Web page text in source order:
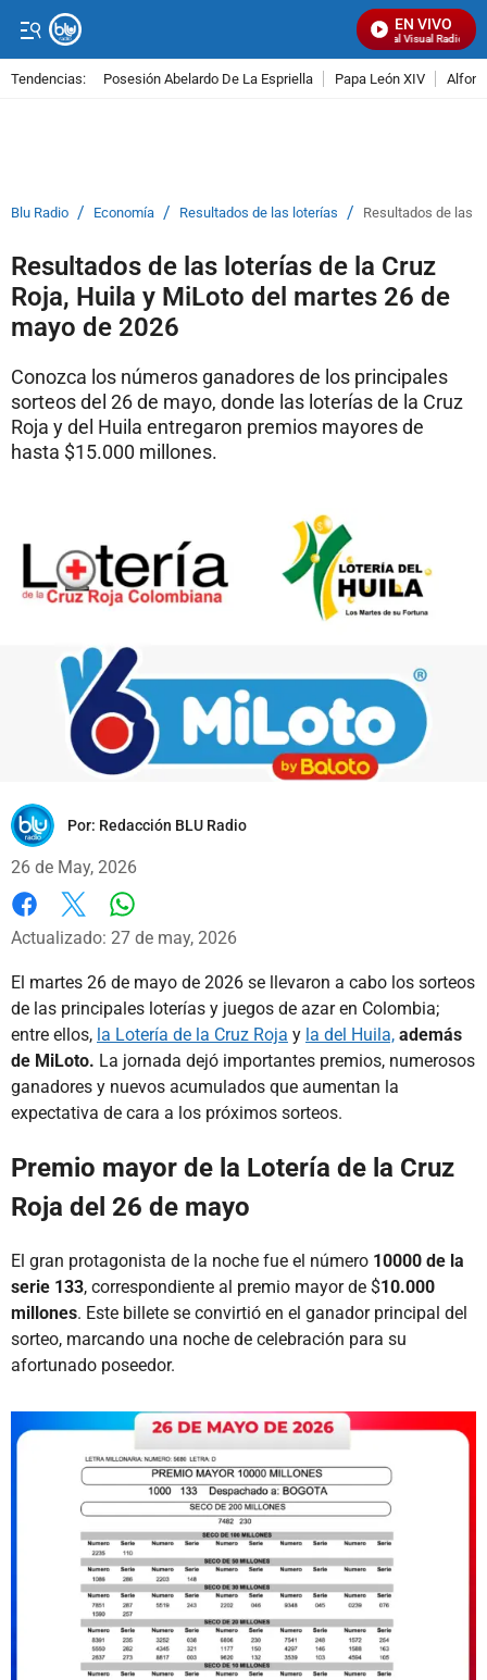
EN VIVO
Señal Visual Radio
Tendencias: Posesión Abelardo De La Espriella Papa León XIV
Blu Radio / Economía / Resultados de las loterías / Resultados de las
Resultados de las loterías de la Cruz
Roja, Huila y MiLoto del martes 26 de
mayo de 2026
Conozca los números ganadores de los principales
sorteos del 26 de mayo, donde las loterías de la Cruz
Roja y del Huila entregaron premios mayores de
hasta $15.000 millones.
Por: Redacción BLU Radio
26 de May, 2026
Facebook
X
Actualizado: 27 de may, 2026
El martes 26 de mayo de 2026 se llevaron a cabo los sorteos
de las principales loterías y juegos de azar en Colombia;
entre ellos, la Lotería de la Cruz Roja y la del Huila, además
de MiLoto. La jornada dejó importantes premios, numerosos
ganadores y nuevos acumulados que aumentan la
expectativa de cara a los próximos sorteos.
Premio mayor de la Lotería de la Cruz
Roja del 26 de mayo
El gran protagonista de la noche fue el número 10000 de la
serie 133, correspondiente al premio mayor de $10.000
millones. Este billete se convirtió en el ganador principal del
sorteo, marcando una noche de celebración para su
afortunado poseedor.